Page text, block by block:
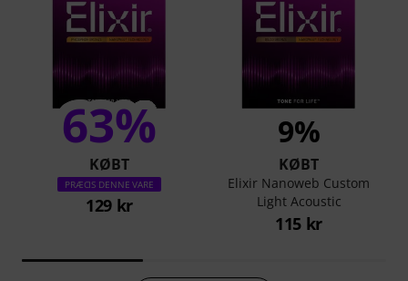
63%
KØBT
PRÆCIS DENNE VARE
129 kr
9%
KØBT
Elixir Nanoweb Custom
Light Acoustic
115 kr